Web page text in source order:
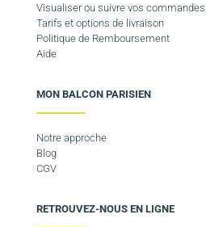
Visualiser ou suivre vos commandes
Tarifs et options de livraison
Politique de Remboursement
Aide
MON BALCON PARISIEN
Notre approche
Blog
CGV
RETROUVEZ-NOUS EN LIGNE